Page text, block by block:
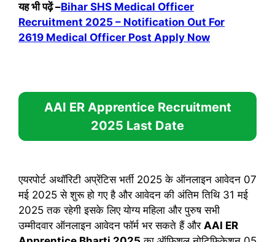
यह भी पढ़ें –Bihar SHS Medical Officer
Recruitment 2025 – Notification Out For
2619 Medical Officer Post Apply Now
AAI ER Apprentice Recruitment
2025 Last Date
एयरपोर्ट अथॉरिटी अप्रेंटिस भर्ती 2025 के ऑनलाइन आवेदन 07
मई 2025 से शुरू हो गए है और आवेदन की अंतिम तिथि 31 मई
2025 तक रहेगी इसके लिए योग्य महिला और पुरुष सभी
उम्मीदवार ऑनलाइन आवेदन फॉर्म भर सकते हैं और AAI ER